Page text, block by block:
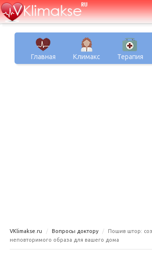
Главная Климакс Терапия
VKlimakse.ru Вопросы доктору
Пошив штор:
неповторимого образа для вашего дома